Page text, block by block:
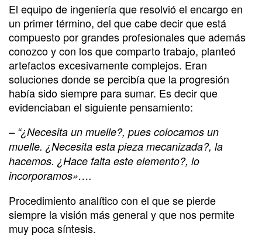
El equipo de ingeniería que resolvió el encargo en
un primer término, del que cabe decir que está
compuesto por grandes profesionales que además
conozco y con los que comparto trabajo, planteó
artefactos excesivamente complejos. Eran
soluciones donde se percibía que la progresión
había sido siempre para sumar. Es decir que
evidenciaban el siguiente pensamiento:
– “¿Necesita un muelle?, pues colocamos un
muelle. ¿Necesita esta pieza mecanizada?, la
hacemos. ¿Hace falta este elemento?, lo
incorporamos»….
Procedimiento analítico con el que se pierde
siempre la visión más general y que nos permite
muy poca síntesis.